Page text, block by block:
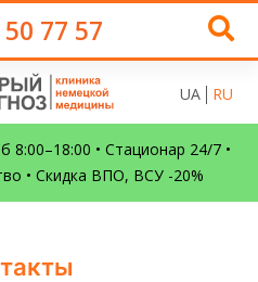
77 57
UA RU
8:00–18:00 • Стационар 24/7 •
• Скидка ВПО, ВСУ -20%